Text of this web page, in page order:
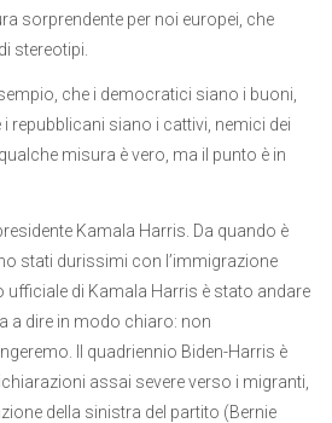
sorprendente per noi europei, che
stereotipi.
che i democratici siano i buoni,
repubblicani siano i cattivi, nemici dei
misura è vero, ma il punto è in
Kamala Harris. Da quando è
stati durissimi con l’immigrazione
ufficiale di Kamala Harris è stato andare
a dire in modo chiaro: non
Il quadriennio Biden-Harris è
assai severe verso i migranti,
della sinistra del partito (Bernie